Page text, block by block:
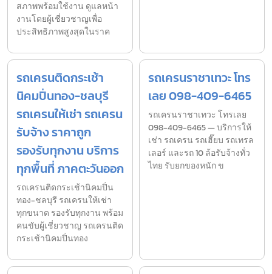
สภาพพร้อมใช้งาน ดูแลหน้า
งานโดยผู้เชี่ยวชาญเพื่อ
ประสิทธิภาพสูงสุดในราค
รถเครนติดกระเช้า
นิคมปิ่นทอง-ชลบุรี
รถเครนให้เช่า รถเครน
รับจ้าง ราคาถูก
รองรับทุกงาน บริการ
ทุกพื้นที่ ภาคตะวันออก
รถเครนติดกระเช้านิคมปิ่น
ทอง-ชลบุรี รถเครนให้เช่า
ทุกขนาด รองรับทุกงาน พร้อม
คนขับผู้เชี่ยวชาญ รถเครนติด
กระเช้านิคมปิ่นทอง
รถเครนราชาเทวะ โทร
เลย 098-409-6465
รถเครนราชาเทวะ โทรเลย
098-409-6465 — บริการให้
เช่า รถเครน รถเฮี๊ยบ รถเทรล
เลอร์ และรถ 10 ล้อรับจ้างทั่ว
ไทย รับยกของหนัก ข